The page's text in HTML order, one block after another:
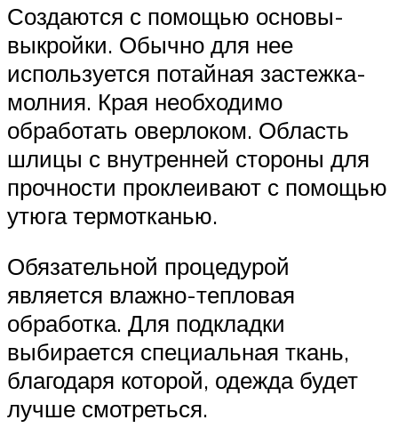
Создаются с помощью основы-
выкройки. Обычно для нее
используется потайная застежка-
молния. Края необходимо
обработать оверлоком. Область
шлицы с внутренней стороны для
прочности проклеивают с помощью
утюга термотканью.
Обязательной процедурой
является влажно-тепловая
обработка. Для подкладки
выбирается специальная ткань,
благодаря которой, одежда будет
лучше смотреться.